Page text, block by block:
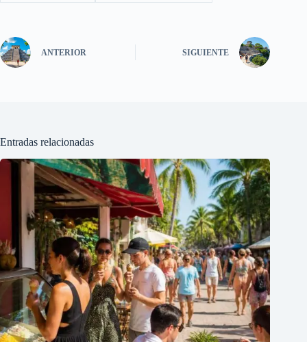
ANTERIOR SIGUIENTE
Entradas relacionadas